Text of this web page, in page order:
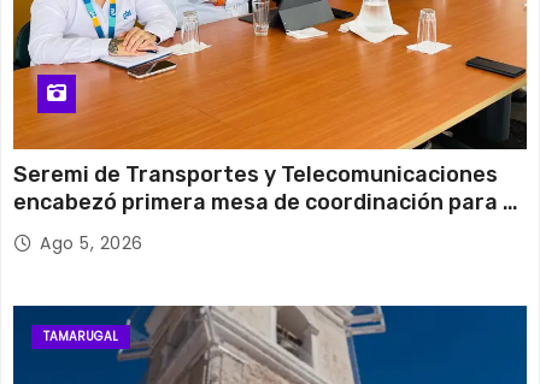
Seremi de Transportes y Telecomunicaciones
encabezó primera mesa de coordinación para el
retiro de cables en desuso en Iquique
Ago 5, 2026
TAMARUGAL